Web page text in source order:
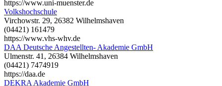
https://www.uni-muenster.de
Volkshochschule
Virchowstr. 29, 26382 Wilhelmshaven
(04421) 161479
https://www.vhs-whv.de
DAA Deutsche Angestellten- Akademie GmbH
Ulmenstr. 41, 26384 Wilhelmshaven
(04421) 7474919
https://daa.de
DEKRA Akademie GmbH